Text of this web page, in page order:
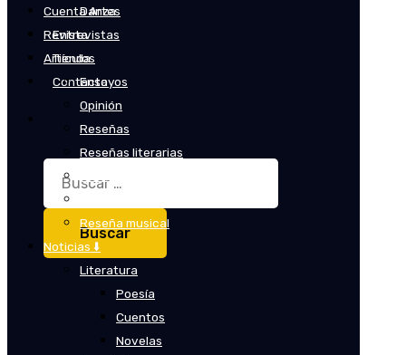
Danza
Entrevistas
Tienda
Contacto
Buscar:
Cuenta Artes
Revista
Artículos
Ensayos
Opinión
Reseñas
Reseñas literarias
Reseña musical
Noticias ⬇️
Literatura
Poesía
Cuentos
Novelas